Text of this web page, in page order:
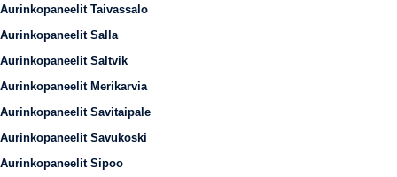
Aurinkopaneelit Taivassalo
Aurinkopaneelit Salla
Aurinkopaneelit Saltvik
Aurinkopaneelit Merikarvia
Aurinkopaneelit Savitaipale
Aurinkopaneelit Savukoski
Aurinkopaneelit Sipoo